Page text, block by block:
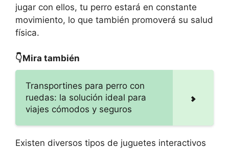
jugar con ellos, tu perro estará en constante
movimiento, lo que también promoverá su salud
física.
👇Mira también
Transportines para perro con
ruedas: la solución ideal para
viajes cómodos y seguros
Existen diversos tipos de juguetes interactivos